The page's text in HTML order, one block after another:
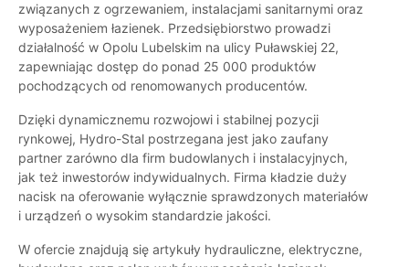
związanych z ogrzewaniem, instalacjami sanitarnymi oraz
wyposażeniem łazienek. Przedsiębiorstwo prowadzi
działalność w Opolu Lubelskim na ulicy Puławskiej 22,
zapewniając dostęp do ponad 25 000 produktów
pochodzących od renomowanych producentów.
Dzięki dynamicznemu rozwojowi i stabilnej pozycji
rynkowej, Hydro-Stal postrzegana jest jako zaufany
partner zarówno dla firm budowlanych i instalacyjnych,
jak też inwestorów indywidualnych. Firma kładzie duży
nacisk na oferowanie wyłącznie sprawdzonych materiałów
i urządzeń o wysokim standardzie jakości.
W ofercie znajdują się artykuły hydrauliczne, elektryczne,